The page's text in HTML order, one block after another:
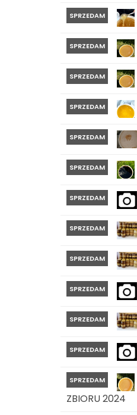
SPRZEDAM
SPRZEDAM
SPRZEDAM
SPRZEDAM
SPRZEDAM
SPRZEDAM
SPRZEDAM
SPRZEDAM
SPRZEDAM
SPRZEDAM
SPRZEDAM
SPRZEDAM
SPRZEDAM
ZBIORU 2024